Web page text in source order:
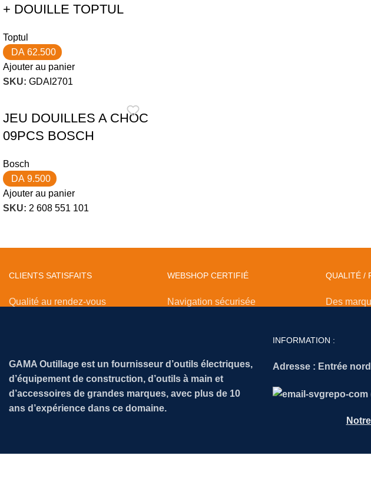
+ DOUILLE TOPTUL
Toptul
DA 62.500
Ajouter au panier
SKU: GDAI2701
JEU DOUILLES A CHOC
09PCS BOSCH
Bosch
DA 9.500
Ajouter au panier
SKU: 2 608 551 101
CLIENTS SATISFAITS
Qualité au rendez-vous
WEBSHOP CERTIFIÉ
Navigation sécurisée
QUALITÉ /
Des
GAMA Outillage est un fournisseur d’outils électriques,
d’équipement de construction, d’outils à main et
d’accessoires de grandes marques, avec plus de 10
ans d’expérience dans ce domaine.
INFORMATION :
Adresse : Entrée